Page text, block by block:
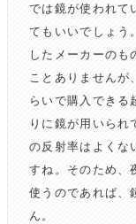
では鏡が使われて
てもいいでしょう
したメーカーのも
ことありませんが
らいで購入できる
りに鏡が用いられ
の反射率はよくな
すね。そのため、
使うのであれば、
ん。